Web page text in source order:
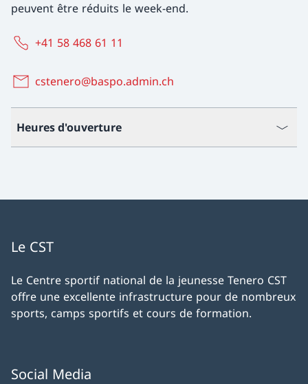
peuvent être réduits le week-end.
+41 58 468 61 11
cstenero@baspo.admin.ch
Heures d'ouverture
Le CST
Le Centre sportif national de la jeunesse Tenero CST
offre une excellente infrastructure pour de nombreux
sports, camps sportifs et cours de formation.
Social Media